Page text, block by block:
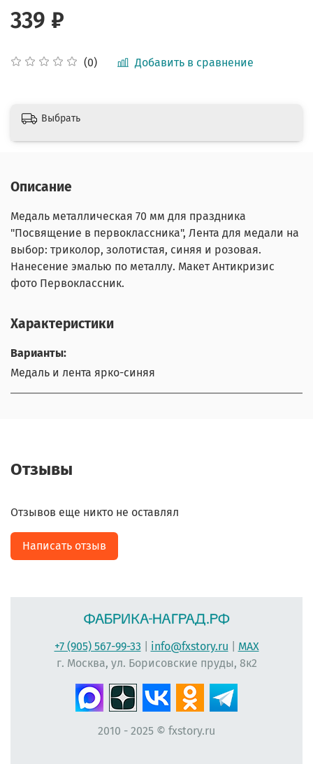
(0) Добавить в сравнение
339 ₽
Выбрать
Описание
Медаль металлическая 70 мм для праздника
"Посвящение в первоклассника", Лента для медали на
выбор: триколор, золотистая, синяя и розовая.
Нанесение эмалью по металлу. Макет Антикризис
фото Первоклассник.
Характеристики
Варианты:
Медаль и лента ярко-синяя
Отзывы
Отзывов еще никто не оставлял
Написать отзыв
+7 (905) 567-99-33 info@fxstory.ru
MAX
г. Москва, ул. Борисовские пруды, 8к2
2010 - 2025 © fxstory.ru